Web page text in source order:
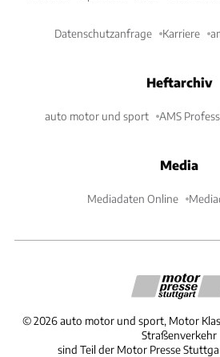
Datenschutzanfrage Karriere
Heftarchiv
auto motor und sport AMS
Media
Mediadaten Online
©2026 auto motor und sport, Motor
Straßenverkehr
sind Teil der Motor Presse